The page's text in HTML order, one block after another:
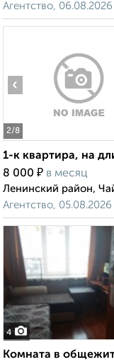
Агентство, 06.08.2026
2/8
‹
1-к квартира, на
8 000 ₽ в месяц
Ленинский район,
Агентство, 05.08.2026
4
Комната в